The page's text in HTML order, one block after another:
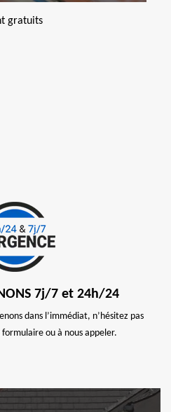
gratuits
7j/7 et 24h/24
dans l’immédiat, n’hésitez pas
ou à nous appeler.